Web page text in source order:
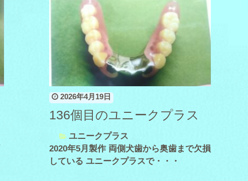
2026年4月19日
136個目のユニークプラス
ユニークプラス
2020年5月製作 両側犬歯から奥歯まで欠損
している ユニークプラスで・・・